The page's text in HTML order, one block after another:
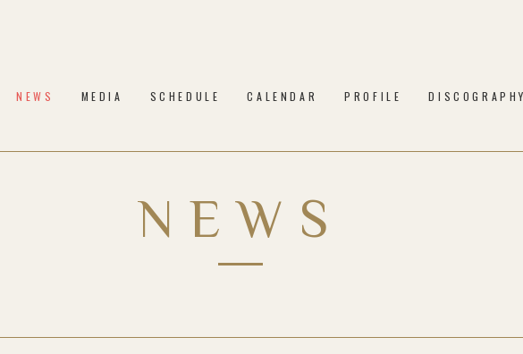
NEWS MEDIA SCHEDULE CALENDAR PROFILE DISCOGRAPHY
NEWS